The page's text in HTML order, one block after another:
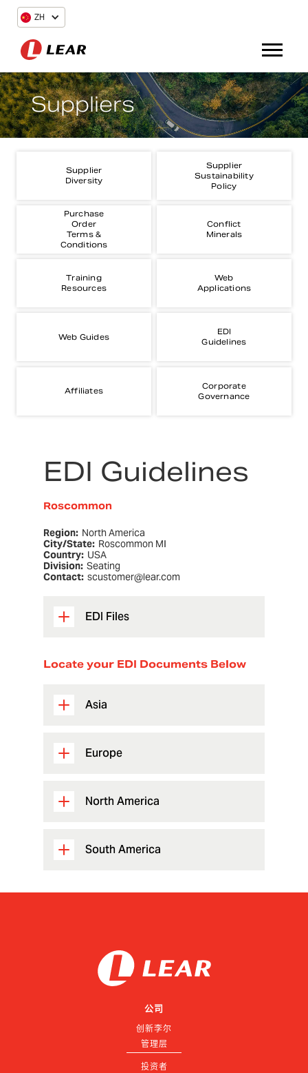
ZH
Suppliers
Supplier
Diversity
Supplier
Sustainability
Policy
Purchase
Order
Terms &
Conditions
Conflict
Minerals
Training
Resources
Web
Applications
Web Guides
EDI
Guidelines
Affiliates
Corporate
Governance
EDI Guidelines
Roscommon
Region: North America
City/State: Roscommon MI
Country: USA
Division: Seating
Contact: scustomer@lear.com
EDI Files
Locate your EDI Documents Below
Asia
Europe
North America
South America
公司
创新李尔
管理层
投资者